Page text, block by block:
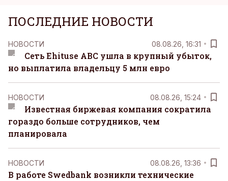
ПОСЛЕДНИЕ НОВОСТИ
НОВОСТИ 08.08.26, 16:31
Сеть Ehituse ABC ушла в крупный убыток,
но выплатила владельцу 5 млн евро
НОВОСТИ 08.08.26, 15:24
Известная биржевая компания сократила
гораздо больше сотрудников, чем
планировала
НОВОСТИ 08.08.26, 13:36
В работе Swedbank возникли технические